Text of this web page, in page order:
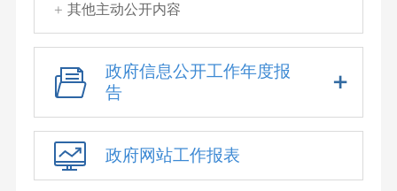
其他主动公开内容
政府信息公开工作年度报
告
政府网站工作报表